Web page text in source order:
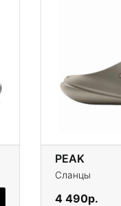
PEAK
Сланцы
4 490р.